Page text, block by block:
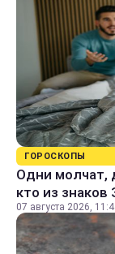
ГОРОСКОПЫ
Одни молчат,
кто из
07 августа 2026,